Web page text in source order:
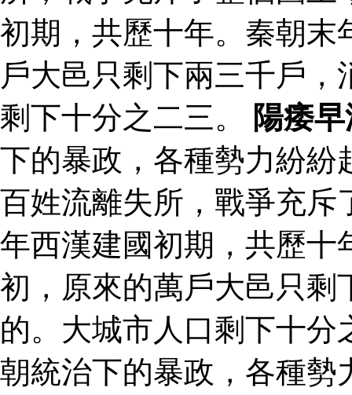
初期，共歷十年。秦朝末
戶大邑只剩下兩三千戶
剩下十分之二三。
陽痿
下的暴政，各種勢力紛紛
百姓流離失所，戰爭充斥
年西漢建國初期，共歷十
初，原來的萬戶大邑只剩
的。大城市人口剩下十
朝統治下的暴政，各種勢